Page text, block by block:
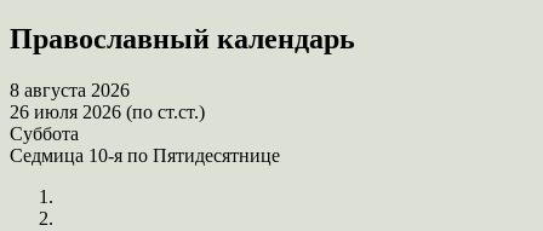
Православный календарь
8 августа 2026
26 июля 2026 (по ст.ст.)
Суббота
Седмица 10-я по Пятидесятнице